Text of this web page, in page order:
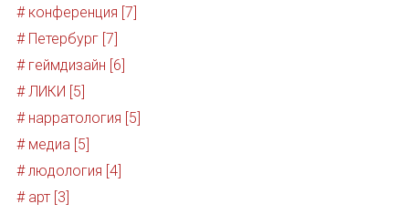
# конференция [7]
# Петербург [7]
# геймдизайн [6]
# ЛИКИ [5]
# нарратология [5]
# медиа [5]
# людология [4]
# арт [3]